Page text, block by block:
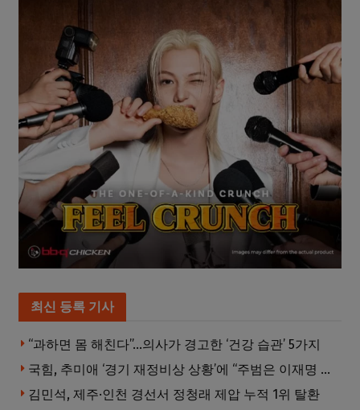
최신 등록 기사
“과하면 몸 해친다”…의사가 경고한 ‘건강 습관’ 5가지
국힘, 추미애 ‘경기 재정비상 상황’에 “주범은 이재명 전 지사”
김민석, 제주·인천 경선서 정청래 제압 누적 1위 탈환